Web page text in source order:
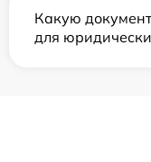
Какую
для